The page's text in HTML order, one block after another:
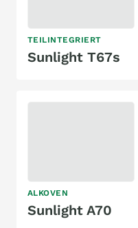
TEILINTEGRIERT
Sunlight T67s
ALKOVEN
Sunlight A70